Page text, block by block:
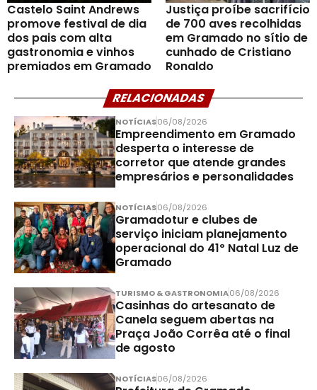
Castelo Saint Andrews
promove festival de dia
dos pais com alta
gastronomia e vinhos
premiados em Gramado
Justiça proíbe sacrifício
de 700 aves recolhidas
em Gramado no sítio de
cunhado de Cristiano
Ronaldo
RELACIONADAS
NOTÍCIAS06/08/2026
Empreendimento em Gramado
desperta o interesse de
corretor que atende grandes
empresários e personalidades
NOTÍCIAS06/08/2026
Gramadotur e clubes de
serviço iniciam planejamento
operacional do 41º Natal Luz de
Gramado
TURISMO & GASTRONOMIA06/08/2026
Casinhas do artesanato de
Canela seguem abertas na
Praça João Corrêa até o final
de agosto
NOTÍCIAS06/08/2026